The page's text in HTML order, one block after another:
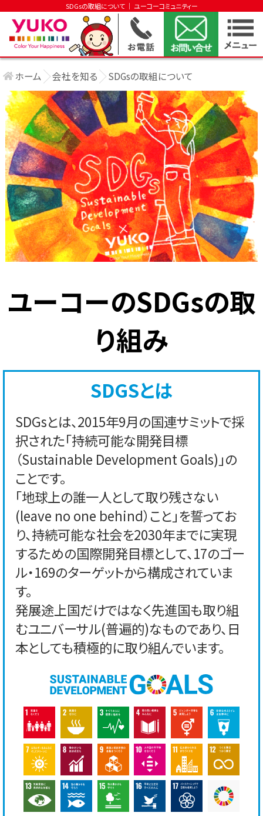
SDGsの取組について │ ユーコーコミュニティー
ホーム 会社を知る SDGsの取組について
ユーコーのSDGsの取
り組み
SDGSとは
SDGsとは、2015年9月の国連サミットで採
択された「持続可能な開発目標
（Sustainable Development Goals)」の
ことです。
「地球上の誰一人として取り残さない
(leave no one behind）こと」を誓ってお
り、持続可能な社会を2030年までに実現
するための国際開発目標として、17のゴー
ル・169のターゲットから構成されていま
す。
発展途上国だけではなく先進国も取り組
むユニバーサル(普遍的)なものであり、日
本としても積極的に取り組んでいます。